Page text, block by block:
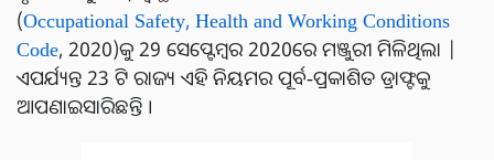
(Occupational Safety, Health and Working Conditions
Code, 2020)କୁ 29 ସେପ୍ଟେମ୍ବର 2020ରେ ମଞ୍ଜୁରୀ ମିଳିଥିଲା |
ଏପର୍ଯ୍ୟନ୍ତ 23 ଟି ରାଜ୍ୟ ଏହି ନିୟମର ପୂର୍ବ-ପ୍ରକାଶିତ ଡ୍ରାଫ୍ଟକୁ
ଆପଣାଇସାରିଛନ୍ତି ।